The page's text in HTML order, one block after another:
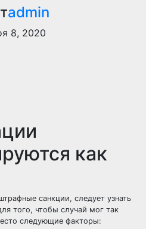
admin
8, 2020
как
санкции, следует узнать
того, чтобы случай мог так
следующие факторы: